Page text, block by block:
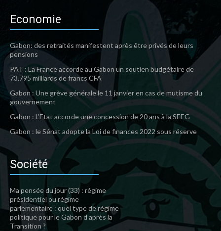
Economie
Gabon: des retraités manifestent après être privés de leurs
pensions
PAT : La France accorde au Gabon un soutien budgétaire de
73,795 milliards de francs CFA
Gabon : Une grève générale le 11 janvier en cas de mutisme du
gouvernement
Gabon : L’Etat accorde une concession de 20 ans à la SEEG
Gabon : le Sénat adopte la Loi de finances 2022 sous réserve
Société
Ma pensée du jour (33) : régime
présidentiel ou régime
parlementaire : quel type de régime
politique pour le Gabon d’après la
Transition ?